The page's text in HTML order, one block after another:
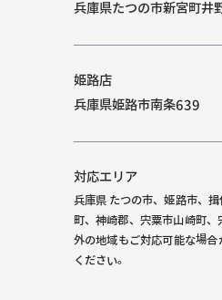
兵庫県たつの市新宮町井
姫路店
兵庫県姫路市南条639
対応エリア
兵庫県 たつの市、姫路市、
町、神崎郡、宍粟市山崎町
外の地域もご対応可能な場
ください。